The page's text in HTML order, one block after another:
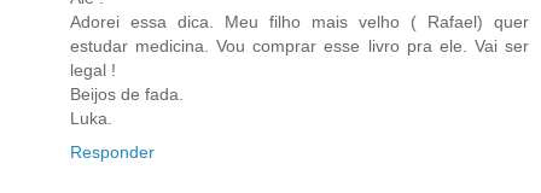
Adorei essa dica. Meu filho mais velho ( Rafael) quer
estudar medicina. Vou comprar esse livro pra ele. Vai ser
legal !
Beijos de fada.
Luka.
Responder